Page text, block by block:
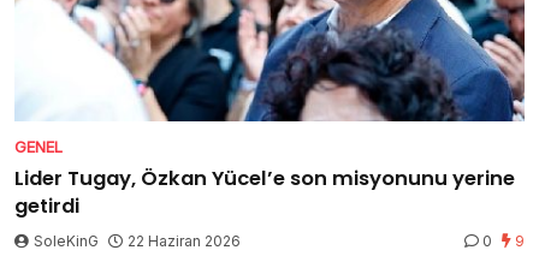
GENEL
Lider Tugay, Özkan Yücel’e son misyonunu yerine
getirdi
SoleKinG 22 Haziran 2026 0 9